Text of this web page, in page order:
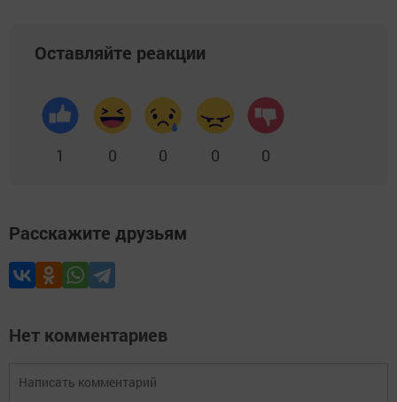
Оставляйте реакции
1 0 0 0 0
Расскажите друзьям
Нет комментариев